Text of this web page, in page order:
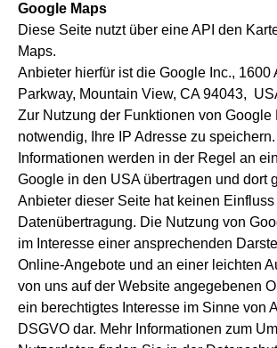
Google Maps
Diese Seite nutzt über eine API den
Maps.
Anbieter hierfür ist die Google Inc., 1600
Parkway, Mountain View, CA 94043,
Zur Nutzung der Funktionen von Google
notwendig, Ihre IP Adresse zu
Informationen werden in der Regel an
Google in den USA übertragen und dort
Anbieter dieser Seite hat keinen
Datenübertragung. Die Nutzung von
im Interesse einer ansprechenden
Online-Angebote und an einer leichten
von uns auf der Website angegebenen
ein berechtigtes Interesse im Sinne von
DSGVO dar. Mehr Informationen zum